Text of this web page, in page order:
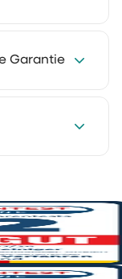
Garantie
erleben,
sie einfach
UPS
du eine
verfolgen